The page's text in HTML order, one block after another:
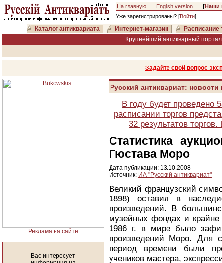
На главную English version [Наши
Уже зарегистрированы? [Войти]
Каталог антиквариата Интернет-магазин
Расписание
Крупнейший антикварный
Задайте свой вопрос
Реклама на сайте
Вас интересует
Русский антиквариат:
В году будет проведено
расписании торгов
32 результатов
Статистика
Гюстава Моро
Дата публикации: 13.10.2008
Источник: ИА "Русский антиквариат"
Великий французский
1898) оставил в
произведений. В
музейных фондах и крайне
1986 г. в мире было
произведений Моро. Для
период времени были
учеников мастера,